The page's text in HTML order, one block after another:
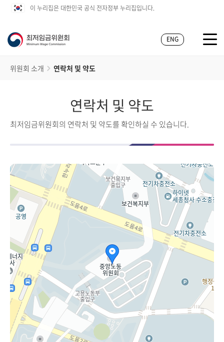
이 누리집은 대한민국 공식 전자정부 누리집입니다.
ENG
위원회 소개 연락처 및 약도
연락처 및 약도
최저임금위원회의 연락처 및 약도를 확인하실 수 있습니다.